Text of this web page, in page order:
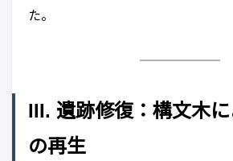
た。
III. 遺跡修復：構文木
の再生